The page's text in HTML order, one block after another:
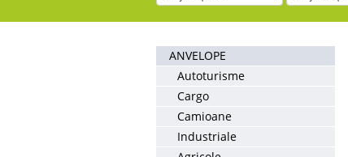
ANVELOPE
Autoturisme
Cargo
Camioane
Industriale